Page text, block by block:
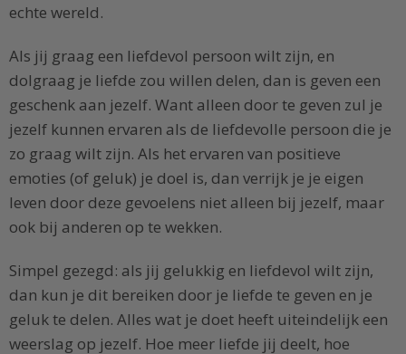
echte wereld.
Als jij graag een liefdevol persoon wilt zijn, en
dolgraag je liefde zou willen delen, dan is geven een
geschenk aan jezelf. Want alleen door te geven zul je
jezelf kunnen ervaren als de liefdevolle persoon die je
zo graag wilt zijn. Als het ervaren van positieve
emoties (of geluk) je doel is, dan verrijk je je eigen
leven door deze gevoelens niet alleen bij jezelf, maar
ook bij anderen op te wekken.
Simpel gezegd: als jij gelukkig en liefdevol wilt zijn,
dan kun je dit bereiken door je liefde te geven en je
geluk te delen. Alles wat je doet heeft uiteindelijk een
weerslag op jezelf. Hoe meer liefde jij deelt, hoe